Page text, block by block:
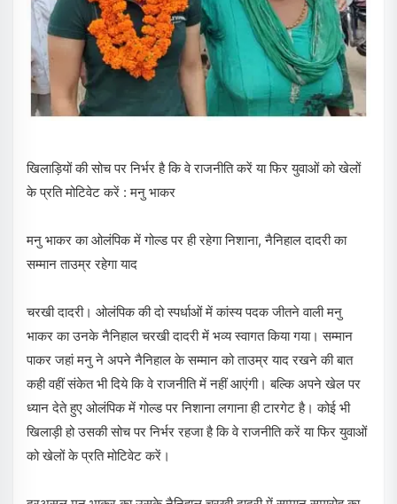
खिलाड़ियों की सोच पर निर्भर है कि वे राजनीति करें या फिर युवाओं को खेलों
के प्रति मोटिवेट करें : मनु भाकर
मनु भाकर का ओलंपिक में गोल्ड पर ही रहेगा निशाना, नैनिहाल दादरी का
सम्मान ताउम्र रहेगा याद
चरखी दादरी। ओलंपिक की दो स्पर्धाओं में कांस्य पदक जीतने वाली मनु
भाकर का उनके नैनिहाल चरखी दादरी में भव्य स्वागत किया गया। सम्मान
पाकर जहां मनु ने अपने नैनिहाल के सम्मान को ताउम्र याद रखने की बात
कही वहीं संकेत भी दिये कि वे राजनीति में नहीं आएंगी। बल्कि अपने खेल पर
ध्यान देते हुए ओलंपिक में गोल्ड पर निशाना लगाना ही टारगेट है। कोई भी
खिलाड़ी हो उसकी सोच पर निर्भर रहजा है कि वे राजनीति करें या फिर युवाओं
को खेलों के प्रति मोटिवेट करें।